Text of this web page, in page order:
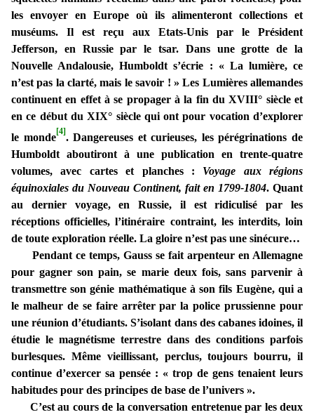
les envoyer en Europe où ils alimenteront collections et
muséums. Il est reçu aux Etats-Unis par le Président
Jefferson, en Russie par le tsar. Dans une grotte de la
Nouvelle Andalousie, Humboldt s’écrie : « La lumière, ce
n’est pas la clarté, mais le savoir ! » Les Lumières allemandes
continuent en effet à se propager à la fin du XVIII° siècle et
en ce début du XIX° siècle qui ont pour vocation d’explorer
le monde[4]. Dangereuses et curieuses, les pérégrinations de
Humboldt aboutiront à une publication en trente-quatre
volumes, avec cartes et planches : Voyage aux régions
équinoxiales du Nouveau Continent, fait en 1799-1804. Quant
au dernier voyage, en Russie, il est ridiculisé par les
réceptions officielles, l’itinéraire contraint, les interdits, loin
de toute exploration réelle. La gloire n’est pas une sinécure…
Pendant ce temps, Gauss se fait arpenteur en Allemagne
pour gagner son pain, se marie deux fois, sans parvenir à
transmettre son génie mathématique à son fils Eugène, qui a
le malheur de se faire arrêter par la police prussienne pour
une réunion d’étudiants. S’isolant dans des cabanes idoines, il
étudie le magnétisme terrestre dans des conditions parfois
burlesques. Même vieillissant, perclus, toujours bourru, il
continue d’exercer sa pensée : « trop de gens tenaient leurs
habitudes pour des principes de base de l’univers ».
C’est au cours de la conversation entretenue par les deux